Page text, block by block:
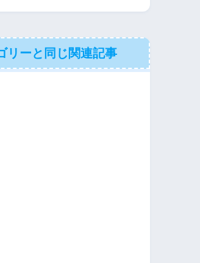
リーと同じ関連記事